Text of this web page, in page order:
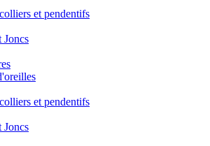
et pendentifs
Joncs
et pendentifs
Joncs